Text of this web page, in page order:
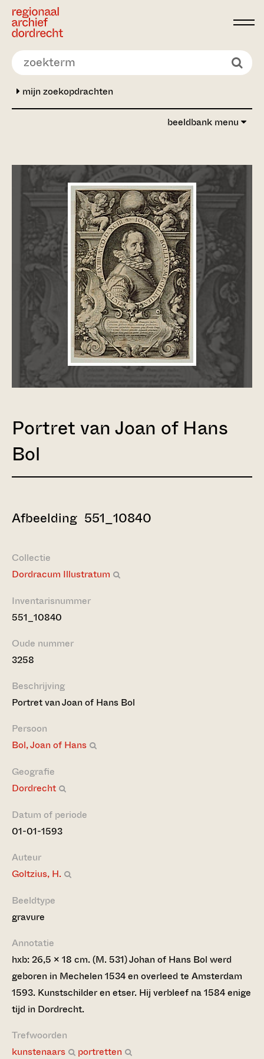
Ga direct naar de inhoud
mijn zoekopdrachten
beeldbank menu
Portret van Joan of Hans
Bol
Afbeelding 551_10840
Collectie
Dordracum Illustratum
Inventarisnummer
551_10840
Oude nummer
3258
Beschrijving
Portret van Joan of Hans Bol
Persoon
Bol, Joan of Hans
Geografie
Dordrecht
Datum of periode
01-01-1593
Auteur
Goltzius, H.
Beeldtype
gravure
Annotatie
hxb: 26,5 x 18 cm. (M. 531) Johan of Hans Bol werd
geboren in Mechelen 1534 en overleed te Amsterdam
1593. Kunstschilder en etser. Hij verbleef na 1584 enige
tijd in Dordrecht.
Trefwoorden
kunstenaars
portretten